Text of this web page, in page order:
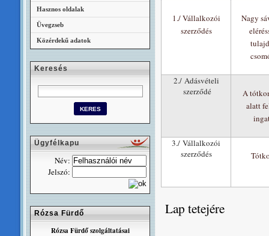
1./ Vállalkozói
szerződés
Nagy
2./ Adásvételi
szerződé
A
alatt
3./ Vállalkozói
szerződés
Lap tetejére
Hasznos oldalak
Üvegzseb
Közérdekű adatok
Keresés
Ügyfélkapu
Név:
Jelszó:
Rózsa Fürdő
Rózsa Fürdő szolgáltatásai